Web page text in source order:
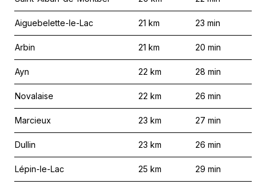
Aiguebelette-le-Lac 21 km 23 min
Arbin 21 km 20 min
Ayn 22 km 28 min
Novalaise 22 km 26 min
Marcieux 23 km 27 min
Dullin 23 km 26 min
Lépin-le-Lac 25 km 29 min